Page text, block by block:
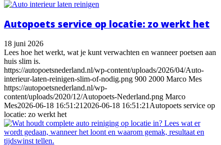
Autopoets service op locatie: zo werkt het
18 juni 2026
Lees hoe het werkt, wat je kunt verwachten en wanneer poetsen aan
huis slim is.
https://autopoetsnederland.nl/wp-content/uploads/2026/04/Auto-
interieur-laten-reinigen-slim-of-nodig.png 900 2000 Marco Mes
https://autopoetsnederland.nl/wp-
content/uploads/2020/12/Autopoets-Nederland.png Marco
Mes2026-06-18 16:51:21 2026-06-18 16:51:21 Autopoets service op
locatie: zo werkt het